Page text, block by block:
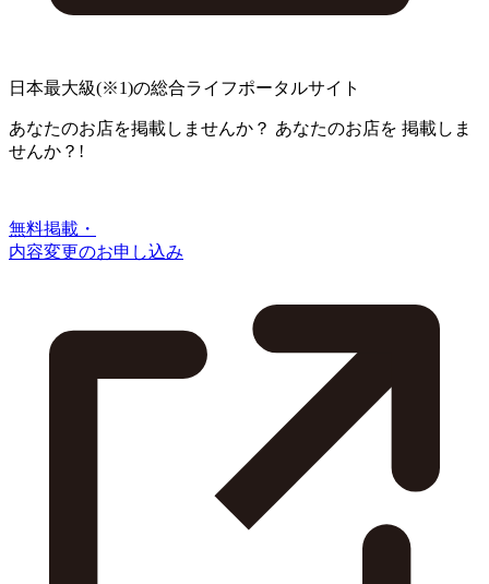
日本最大級(※1)の総合ライフポータルサイト
あなたのお店を掲載しませんか？ あなたのお店を 掲載しま
せんか？!
無料掲載・
内容変更のお申し込み